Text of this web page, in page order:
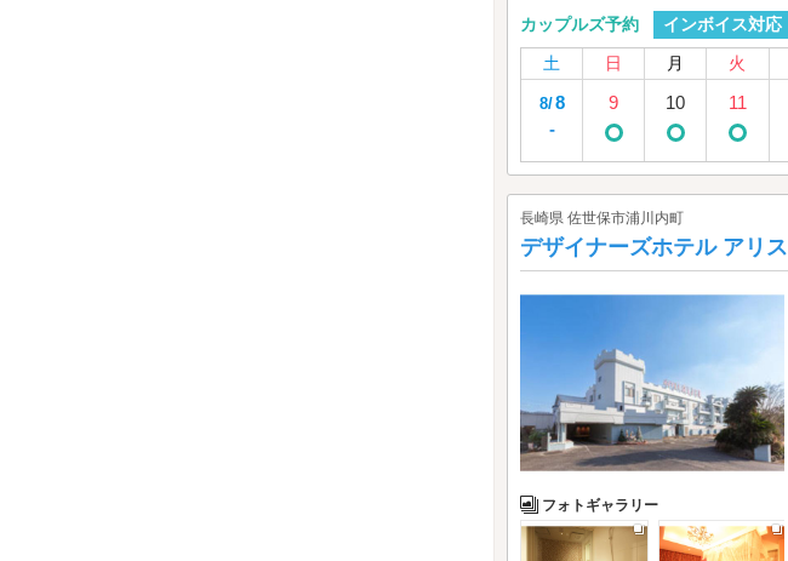
カップルズ予約
インボイス対応
土
日 月 火
8/8
-
9 10 11
長崎県 佐世保市浦川内町
デザイナーズホテル アリス
フォトギャラリー